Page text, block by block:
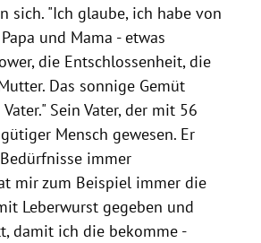
sich. "Ich glaube, ich habe von
und Mama - etwas
die Entschlossenheit, die
Das sonnige Gemüt
Sein Vater, der mit 56
Mensch gewesen. Er
immer
mir zum Beispiel immer die
Leberwurst gegeben und
damit ich die bekomme -